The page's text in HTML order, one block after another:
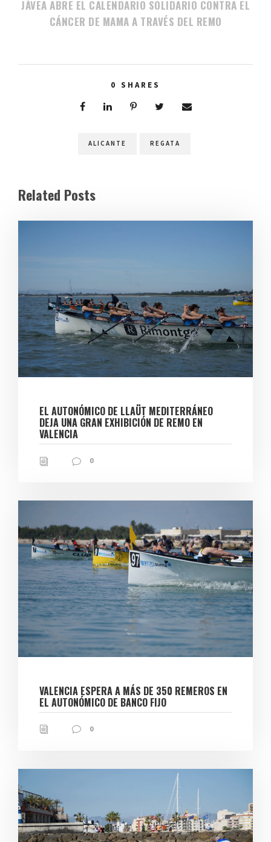
JÁVEA ABRE EL CALENDARIO SOLIDARIO CONTRA EL
CÁNCER DE MAMA A TRAVÉS DEL REMO
0 SHARES
ALICANTE REGATA
Related Posts
EL AUTONÓMICO DE LLAÜT MEDITERRÁNEO
DEJA UNA GRAN EXHIBICIÓN DE REMO EN
VALENCIA
0
VALENCIA ESPERA A MÁS DE 350 REMEROS EN
EL AUTONÓMICO DE BANCO FIJO
0